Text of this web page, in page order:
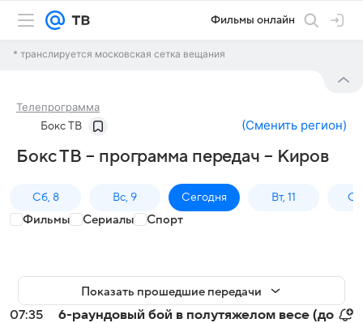
Фильмы онлайн
* транслируется московская сетка вещания
Телепрограмма
Бокс ТВ (Сменить регион)
Бокс ТВ – программа передач – Киров
Сб, 8 Вс, 9 Сегодня Вт, 11
Фильмы Сериалы Спорт
Показать прошедшие передачи
07:35
6-раундовый бой в полутяжелом весе (до